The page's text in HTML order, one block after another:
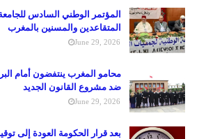
المؤتمر الوطني السادس
المتقاعدين والمسنين بالمغرب
June 29, 2026
محامو المغرب ينتفضون أمام
ضد مشروع القانون الجديد
June 29, 2026
بعد قرار الحكومة العودة إلى